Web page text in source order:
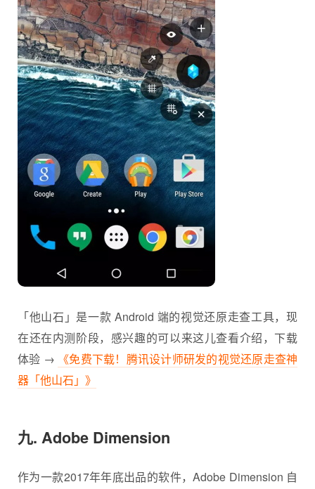
「他山石」是一款 Android 端的视觉还原走查工具，现
在还在内测阶段，感兴趣的可以来这儿查看介绍，下载
体验 → 《免费下载！腾讯设计师研发的视觉还原走查神
器「他山石」》
九. Adobe Dimension
作为一款2017年年底出品的软件，Adobe Dimension 自